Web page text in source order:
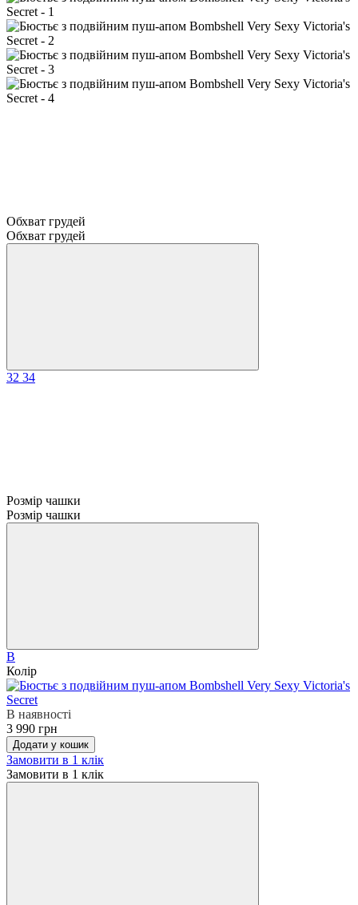
Обхват грудей
Обхват грудей
32 34
Розмір чашки
Розмір чашки
B
Колір
В наявності
3 990 грн
Додати у кошик
Замовити в 1 клік
Замовити в 1 клік